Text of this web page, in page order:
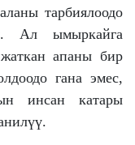
тарбиялоодо
Ал ымыркайга
апаны бир
гана эмес,
инсан катары